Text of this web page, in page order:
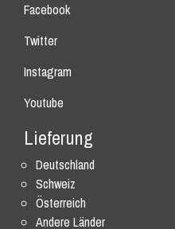
Facebook
Twitter
Instagram
Youtube
Lieferung
Deutschland
Schweiz
Österreich
Andere Länder